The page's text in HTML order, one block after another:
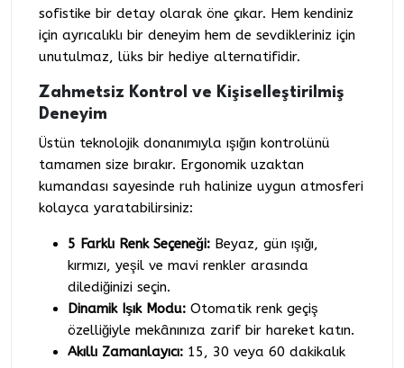
sofistike bir detay olarak öne çıkar. Hem kendiniz
için ayrıcalıklı bir deneyim hem de sevdikleriniz için
unutulmaz, lüks bir hediye alternatifidir.
Zahmetsiz Kontrol ve Kişiselleştirilmiş
Deneyim
Üstün teknolojik donanımıyla ışığın kontrolünü
tamamen size bırakır. Ergonomik uzaktan
kumandası sayesinde ruh halinize uygun atmosferi
kolayca yaratabilirsiniz:
5 Farklı Renk Seçeneği: Beyaz, gün ışığı,
kırmızı, yeşil ve mavi renkler arasında
dilediğinizi seçin.
Dinamik Işık Modu: Otomatik renk geçiş
özelliğiyle mekânınıza zarif bir hareket katın.
Akıllı Zamanlayıcı: 15, 30 veya 60 dakikalık